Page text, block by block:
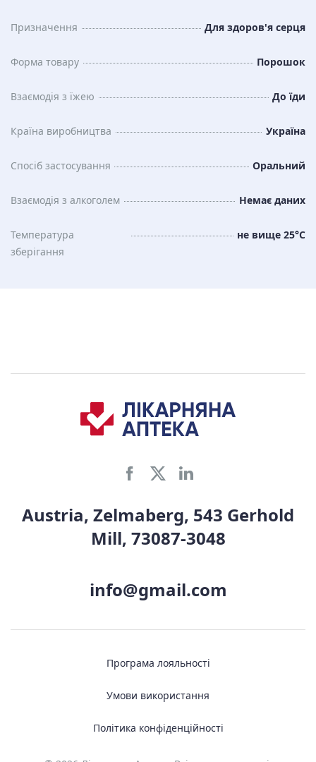
Призначення Для здоров'я серця
Форма товару Порошок
Взаємодія з їжею До їди
Країна виробництва Україна
Спосіб застосування Оральний
Взаємодія з алкоголем Немає даних
Температура
зберiгання
не вище 25°C
Austria, Zelmaberg, 543 Gerhold
Mill, 73087-3048
info@gmail.com
Програма лояльності
Умови використання
Політика конфіденційності